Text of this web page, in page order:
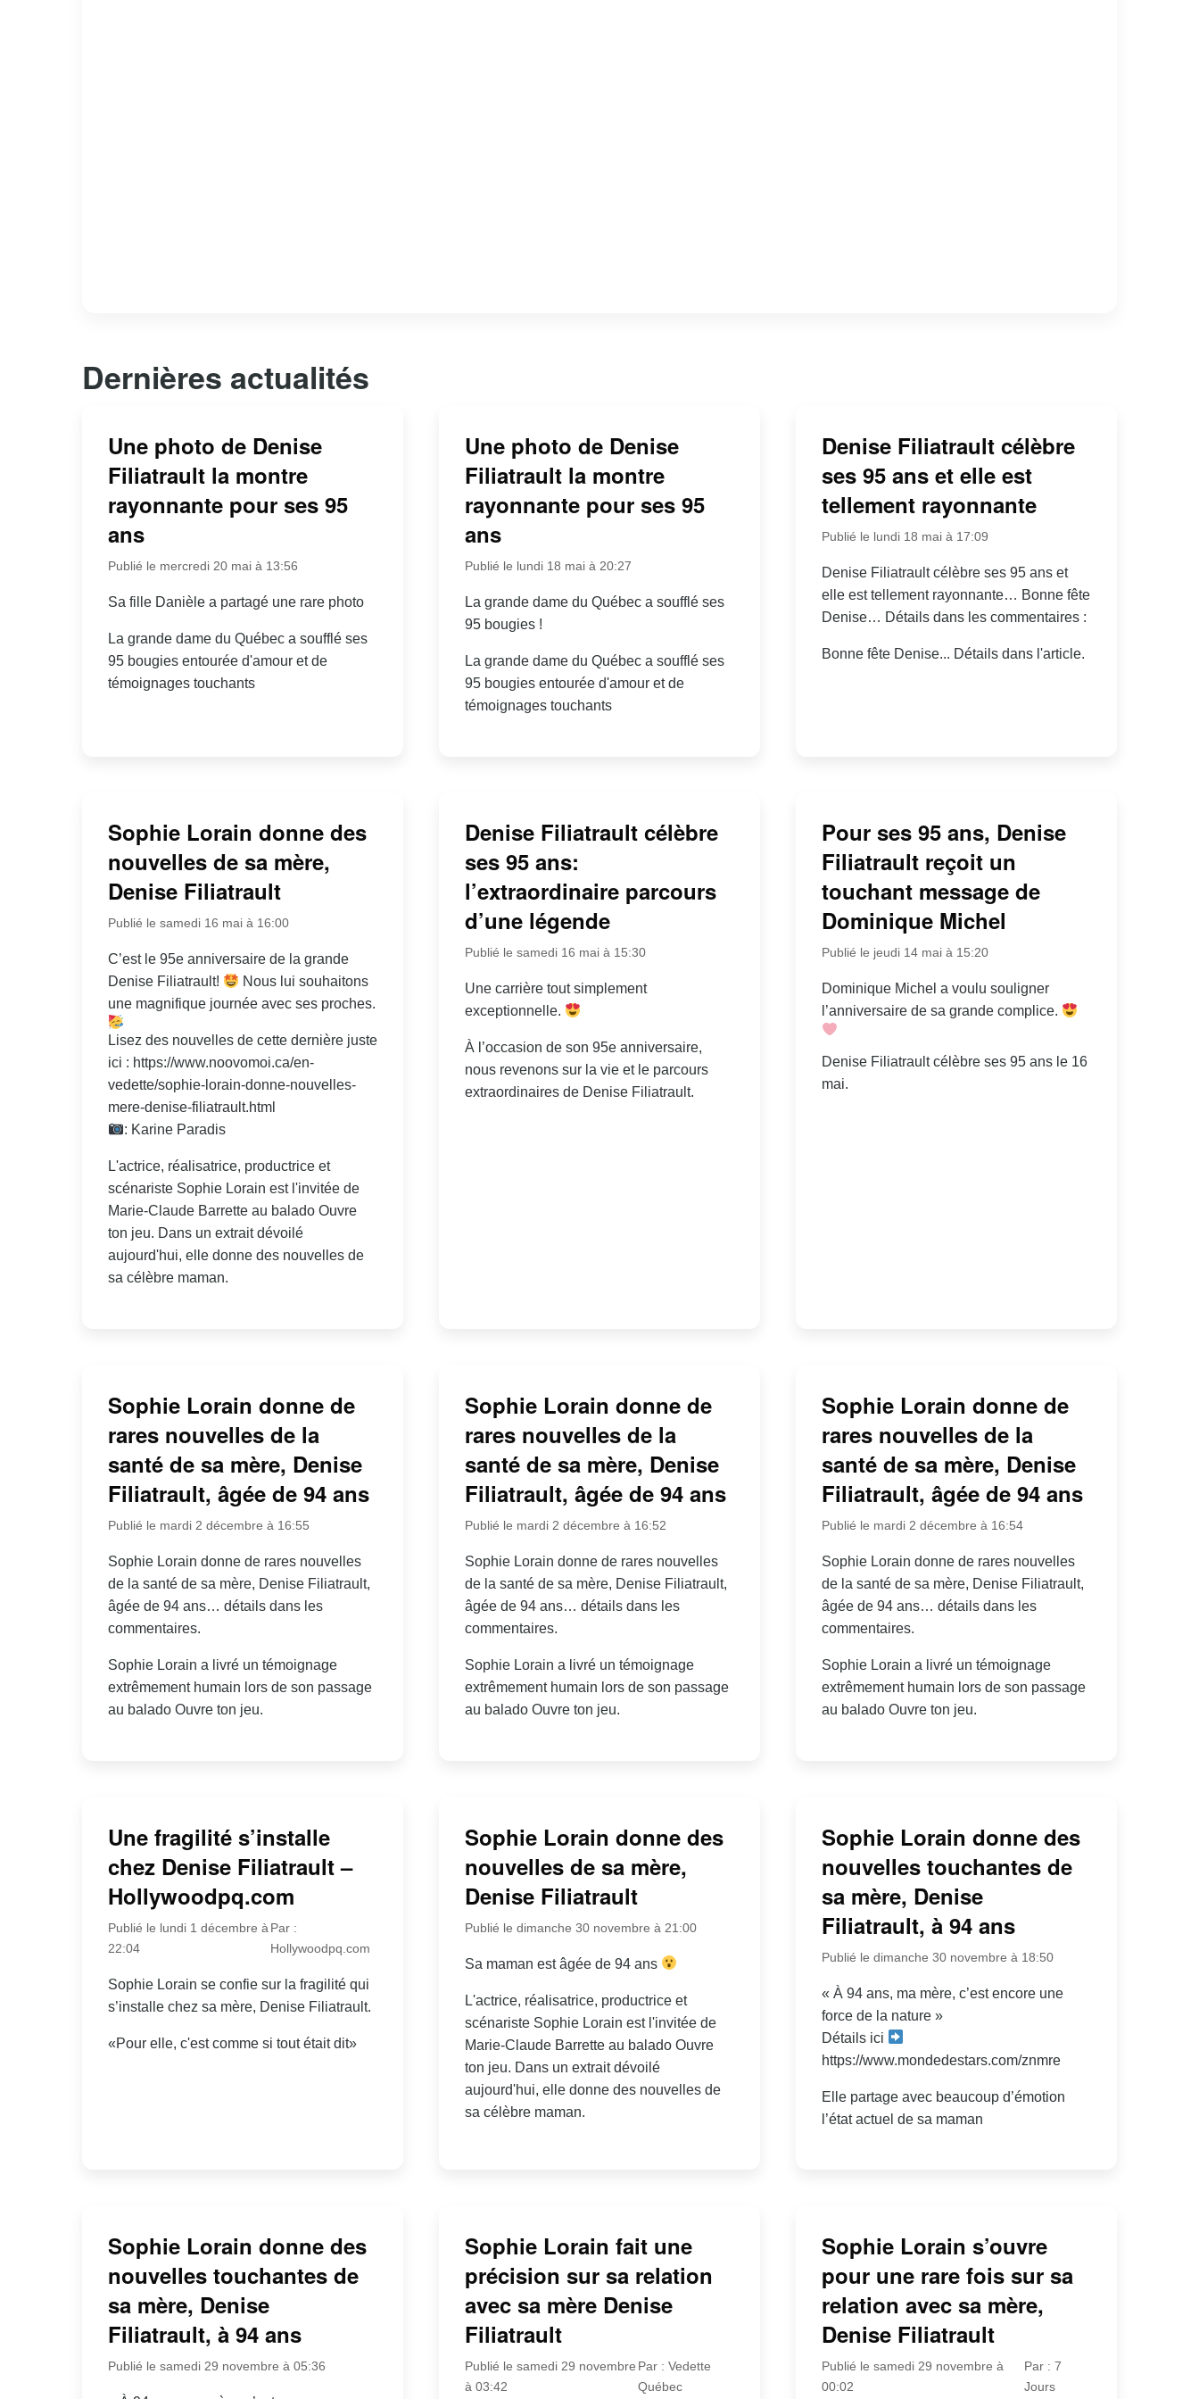
Dernières actualités
Une photo de Denise
Filiatrault la montre
rayonnante pour ses 95
ans
Publié le mercredi 20 mai à 13:56
Sa fille Danièle a partagé une rare photo
La grande dame du Québec a soufflé ses
95 bougies entourée d'amour et de
témoignages touchants
Une photo de Denise
Filiatrault la montre
rayonnante pour ses 95
ans
Publié le lundi 18 mai à 20:27
La grande dame du Québec a soufflé ses
95 bougies !
La grande dame du Québec a soufflé ses
95 bougies entourée d'amour et de
témoignages touchants
Denise Filiatrault célèbre
ses 95 ans et elle est
tellement rayonnante
Publié le lundi 18 mai à 17:09
Denise Filiatrault célèbre ses 95 ans et
elle est tellement rayonnante… Bonne fête
Denise… Détails dans les commentaires :
Bonne fête Denise... Détails dans l'article.
Sophie Lorain donne des
nouvelles de sa mère,
Denise Filiatrault
Publié le samedi 16 mai à 16:00
C’est le 95e anniversaire de la grande
Denise Filiatrault!
Nous lui souhaitons
une magnifique journée avec ses proches.
Lisez des nouvelles de cette dernière juste
ici : https://www.noovomoi.ca/en-
vedette/sophie-lorain-donne-nouvelles-
mere-denise-filiatrault.html
: Karine Paradis
L'actrice, réalisatrice, productrice et
scénariste Sophie Lorain est l'invitée de
Marie-Claude Barrette au balado Ouvre
ton jeu. Dans un extrait dévoilé
aujourd'hui, elle donne des nouvelles de
sa célèbre maman.
Denise Filiatrault célèbre
ses 95 ans:
l’extraordinaire parcours
d’une légende
Publié le samedi 16 mai à 15:30
Une carrière tout simplement
exceptionnelle.
À l’occasion de son 95e anniversaire,
nous revenons sur la vie et le parcours
extraordinaires de Denise Filiatrault.
Pour ses 95 ans, Denise
Filiatrault reçoit un
touchant message de
Dominique Michel
Publié le jeudi 14 mai à 15:20
Dominique Michel a voulu souligner
l’anniversaire de sa grande complice.
Denise Filiatrault célèbre ses 95 ans le 16
mai.
Sophie Lorain donne de
rares nouvelles de la
santé de sa mère, Denise
Filiatrault, âgée de 94 ans
Publié le mardi 2 décembre à 16:55
Sophie Lorain donne de rares nouvelles
de la santé de sa mère, Denise Filiatrault,
âgée de 94 ans… détails dans les
commentaires.
Sophie Lorain a livré un témoignage
extrêmement humain lors de son passage
au balado Ouvre ton jeu.
Sophie Lorain donne de
rares nouvelles de la
santé de sa mère, Denise
Filiatrault, âgée de 94 ans
Publié le mardi 2 décembre à 16:52
Sophie Lorain donne de rares nouvelles
de la santé de sa mère, Denise Filiatrault,
âgée de 94 ans… détails dans les
commentaires.
Sophie Lorain a livré un témoignage
extrêmement humain lors de son passage
au balado Ouvre ton jeu.
Sophie Lorain donne de
rares nouvelles de la
santé de sa mère, Denise
Filiatrault, âgée de 94 ans
Publié le mardi 2 décembre à 16:54
Sophie Lorain donne de rares nouvelles
de la santé de sa mère, Denise Filiatrault,
âgée de 94 ans… détails dans les
commentaires.
Sophie Lorain a livré un témoignage
extrêmement humain lors de son passage
au balado Ouvre ton jeu.
Une fragilité s’installe
chez Denise Filiatrault –
Hollywoodpq.com
Publié le lundi 1 décembre à
22:04
Par :
Hollywoodpq.com
Sophie Lorain se confie sur la fragilité qui
s’installe chez sa mère, Denise Filiatrault.
«Pour elle, c'est comme si tout était dit»
Sophie Lorain donne des
nouvelles de sa mère,
Denise Filiatrault
Publié le dimanche 30 novembre à 21:00
Sa maman est âgée de 94 ans
L'actrice, réalisatrice, productrice et
scénariste Sophie Lorain est l'invitée de
Marie-Claude Barrette au balado Ouvre
ton jeu. Dans un extrait dévoilé
aujourd'hui, elle donne des nouvelles de
sa célèbre maman.
Sophie Lorain donne des
nouvelles touchantes de
sa mère, Denise
Filiatrault, à 94 ans
Publié le dimanche 30 novembre à 18:50
« À 94 ans, ma mère, c’est encore une
force de la nature »
Détails ici
https://www.mondedestars.com/znmre
Elle partage avec beaucoup d’émotion
l’état actuel de sa maman
Sophie Lorain donne des
nouvelles touchantes de
sa mère, Denise
Filiatrault, à 94 ans
Publié le samedi 29 novembre à 05:36
Sophie Lorain fait une
précision sur sa relation
avec sa mère Denise
Filiatrault
Publié le samedi 29 novembre
à 03:42
Par : Vedette
Québec
Sophie Lorain s’ouvre
pour une rare fois sur sa
relation avec sa mère,
Denise Filiatrault
Publié le samedi 29 novembre à
00:02
Par : 7
Jours